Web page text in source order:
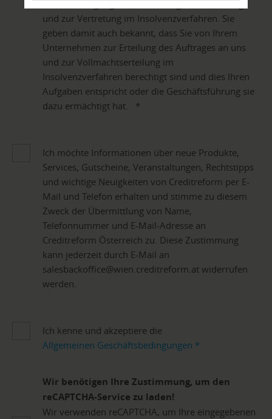
die Beauftragung zur Anmeldung der Forderung
und zur Vertretung im Insolvenzverfahren. Sie
geben damit auch bekannt, dass Sie von Ihrem
Unternehmen zur Erteilung des Auftrages an uns
und zur Vollmachtserteilung im
Insolvenzverfahren berechtigt sind und dies Ihren
Aufgaben entspricht oder die Geschäftsführung sie
dazu ermächtigt hat. *
Ich möchte Informationen über neue Produkte,
Services, Gutscheine, Veranstaltungen, Rechtstipps
und wichtige Neuigkeiten von Creditreform per E-
Mail und Telefon erhalten und stimme zu diesem
Zweck der Übermittlung von Name,
Telefonnummer und E-Mail-Adresse an
Creditreform Österreich zu. Diese Zustimmung
kann jederzeit durch E-Mail an
salesbackoffice@wien.creditreform.at widerrufen
werden.
Ich kenne und akzeptiere die
Allgemeinen Geschäftsbedingungen *
Wir benötigen Ihre Zustimmung, um den
reCAPTCHA-Service zu laden!
Wir verwenden reCAPTCHA, um Ihre eingegebenen